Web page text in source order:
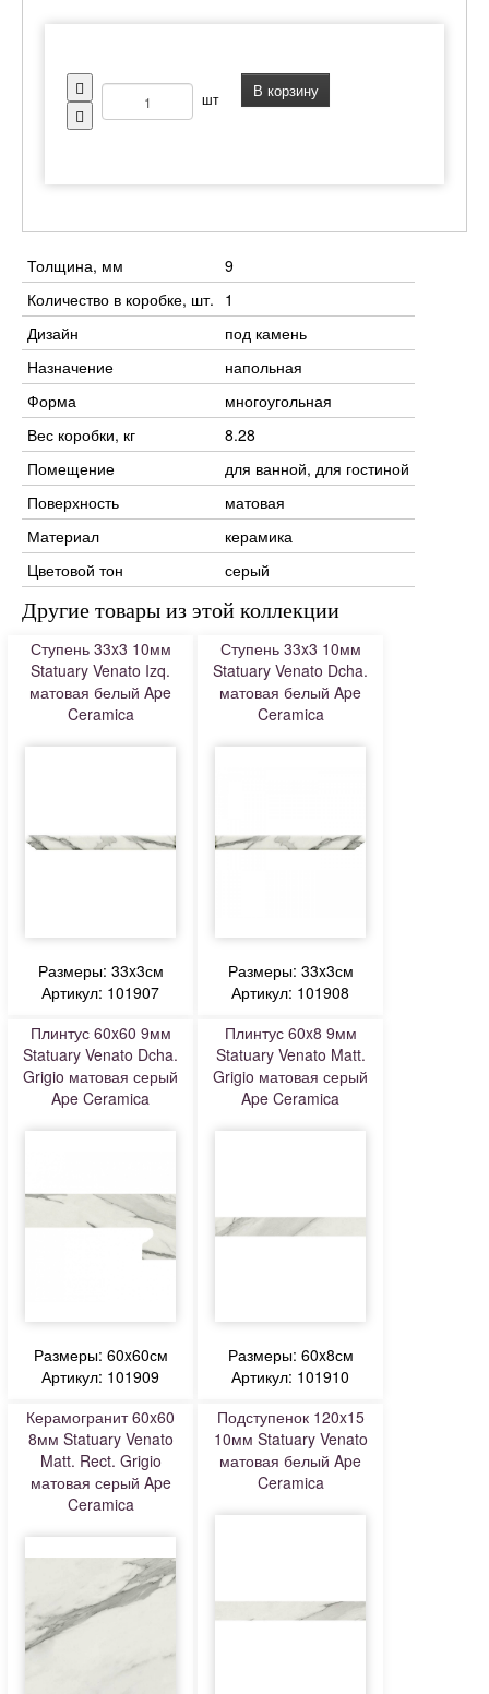
шт В корзину
Толщина, мм
9
Количество в коробке, шт. 1
Дизайн
под камень
Назначение
напольная
Форма
многоугольная
Вес коробки, кг
8.28
Помещение
для ванной, для гостиной
Поверхность
матовая
Материал
керамика
Цветовой тон
серый
Другие товары из этой коллекции
Ступень 33x3 10мм
Statuary Venato Izq.
матовая белый Ape
Ceramica
Размеры: 33x3см
Артикул: 101907
Ступень 33x3 10мм
Statuary Venato Dcha.
матовая белый Ape
Ceramica
Размеры: 33x3см
Артикул: 101908
Плинтус 60x60 9мм
Statuary Venato Dcha.
Grigio матовая серый
Ape Ceramica
Размеры: 60x60см
Артикул: 101909
Плинтус 60x8 9мм
Statuary Venato Matt.
Grigio матовая серый
Ape Ceramica
Размеры: 60x8см
Артикул: 101910
Керамогранит 60x60
8мм Statuary Venato
Matt. Rect. Grigio
матовая серый Ape
Ceramica
Подступенок 120x15
10мм Statuary Venato
матовая белый Ape
Ceramica